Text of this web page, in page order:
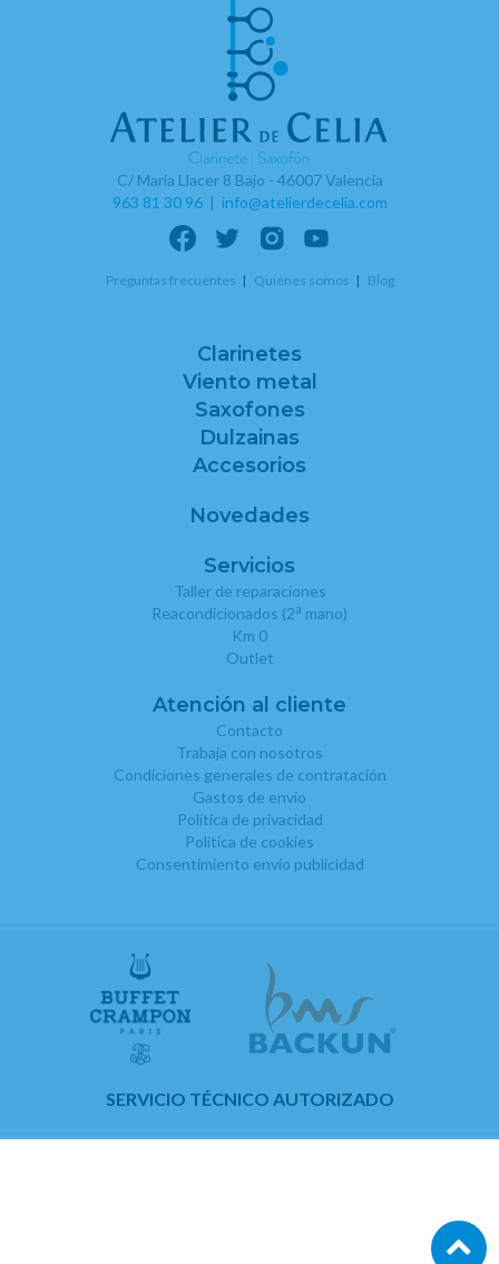
C/ Maria Llacer 8 Bajo - 46007 Valencia
963 81 30 96| info@atelierdecelia.com
Preguntas frecuentes Quiénes somos Blog
Clarinetes
Viento metal
Saxofones
Dulzainas
Accesorios
Novedades
Servicios
Taller de reparaciones
Reacondicionados (2a mano)
Km 0
Outlet
Atención al cliente
Contacto
Trabaja con nosotros
Condiciones generales de contratación
Gastos de envío
Política de privacidad
Política de cookies
Consentimiento envío publicidad
SERVICIO TÉCNICO AUTORIZADO